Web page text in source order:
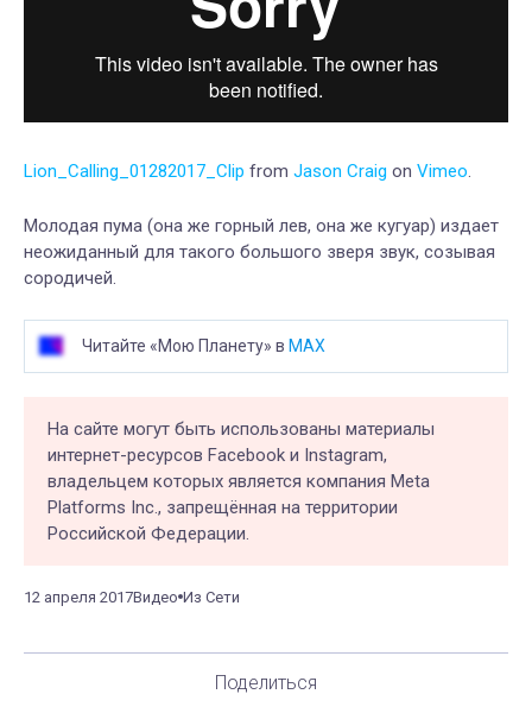
Lion_Calling_01282017_Clip from Jason Craig on Vimeo.
Молодая пума (она же горный лев, она же кугуар) издает
неожиданный для такого большого зверя звук, созывая
сородичей.
Читайте «Мою Планету» в MAX
На сайте могут быть использованы материалы
интернет-ресурсов Facebook и Instagram,
владельцем которых является компания Meta
Platforms Inc., запрещённая на территории
Российской Федерации.
12 апреля 2017Видео Из Сети
Поделиться